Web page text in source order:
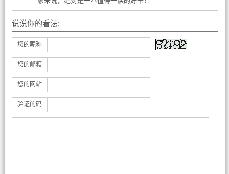
说说你的看法:
您的昵称
您的邮箱
您的网站
验证的码